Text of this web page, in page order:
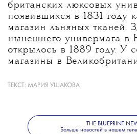
британских люксовых
появившихся в 1831 году
магазин льняных тканей.
нынешнего универмага в
открылось в 1889 году. У
магазины в
(Гонконге и Кувейте).
Проблемы испытывают не
ТЕКСТ: МАРИЯ УШАКОВА
THE BLUEPRINT
Больше новостей в нашем